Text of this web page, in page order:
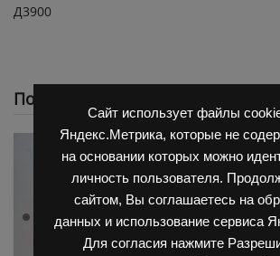
Сайт использует файлы
Яндекс.Метрика, которые не
на основании которых можно
личность пользователя.
сайтом, Вы соглашаетесь на
данных и использование сервиса
Для согласия нажмите
Д3900
Похожие